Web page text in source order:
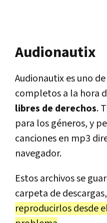
Audionautix
Audionautix es uno
completos a la hora
libres de derechos.
para los géneros, y
canciones en mp3
navegador.
Estos archivos se
carpeta de
reproducirlos desde